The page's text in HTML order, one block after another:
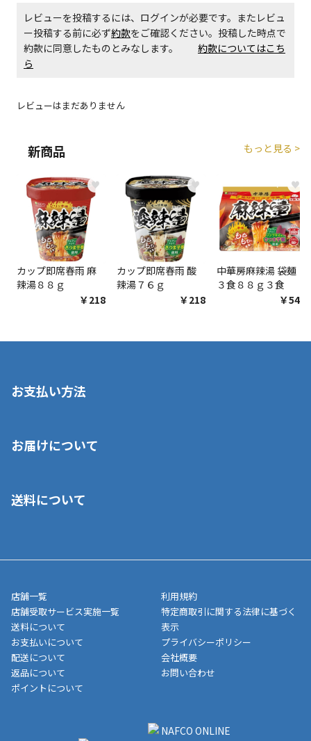
お見積商品です。金額・施工日はお打ち合わせの上、
決定となります。
エアコンの取付工事が必要な商品です。別途費用が発
商品購入個数ごとに送料がかかる商品です
レビューを投稿するには、ログインが必要です。またレビュ
ー投稿する前に必ず約款をご確認ください。投稿した時点で
約款に同意したものとみなします。 約款についてはこち
ら
レビューはまだありません
新商品 もっと見る >
♥
カップ即席春雨 麻
辣湯８８ｇ
￥218
♥
カップ即席春雨 酸
辣湯７６ｇ
￥218
♥
中華房麻辣湯 袋麺
３食８８ｇ３食
￥548
お支払い方法
いいただくことはできません。ご了承ください。
■代金引換(代引)※手数料がかかります
■商品によっては一部決済方法が使用できない場合がございま
す。
お届けについて
ご注文が確認出来次第、1～4営業日に発送いたします。「お取り
業日にてお引渡しとなります。(離島などの場合、例外もあります)
メーカー直送品など一部商品については、その他商品との購入に
制限がかかる場合がございます。また発送日についても、通常と
異なる場合がございます。対象商品の説明ページをご確認くださ
い。
■店舗受取をご選択いただいた場合
ご注文が確認出来次第、お受取される店舗在庫を使用してご準備
をさせていただきます。店舗に在庫がない場合は店舗よりお取り
いただく場合がございます。店舗準備でのお渡しとなる為、商品
送料について
店舗一覧
店舗受取サービス実施一覧
送料について
お支払いについて
配送について
返品について
ポイントについて
利用規約
特定商取引に関する法律に基づく
表示
プライバシーポリシー
会社概要
お問い合わせ